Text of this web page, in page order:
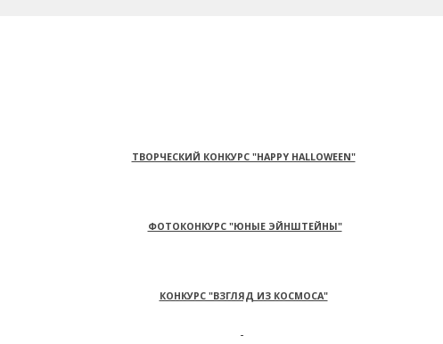
ТВОРЧЕСКИЙ КОНКУРС "HAPPY HALLOWEEN"
ФОТОКОНКУРС "ЮНЫЕ ЭЙНШТЕЙНЫ"
КОНКУРС "ВЗГЛЯД ИЗ КОСМОСА"